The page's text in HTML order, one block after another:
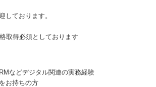
しております。
取得必須としております
などデジタル関連の実務経験
お持ちの方